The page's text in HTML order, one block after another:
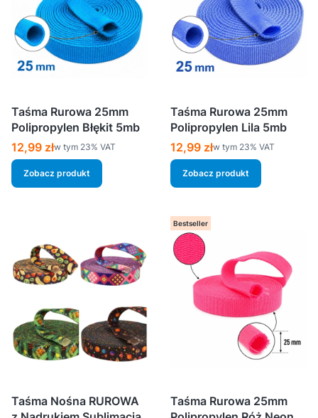
Taśma Rurowa 25mm
Polipropylen Błękit 5mb
Cena brutto
12,99 złw tym %s VAT
w tym 23% VAT
Zobacz produkt
Taśma Rurowa 25mm
Polipropylen Lila 5mb
Cena brutto
12,99 złw tym %s VAT
w tym 23% VAT
Zobacz produkt
Taśma Nośna RUROWA
Bestseller
Taśma Rurowa 25mm